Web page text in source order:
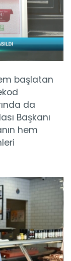
başlatan
da
Başkanı
hem